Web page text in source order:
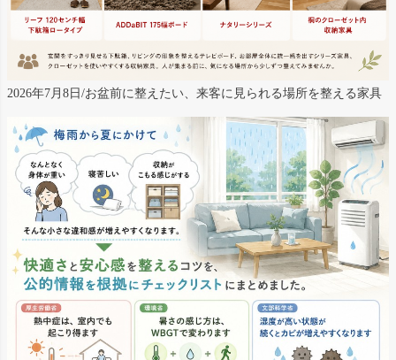
2026年7月8日/お盆前に整えたい、来客に見られる場所を整える家具